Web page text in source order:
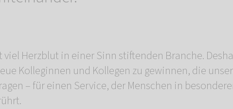
Herzblut in einer Sinn stiftenden Branche.
Kolleginnen und Kollegen zu gewinnen, die
– für einen Service, der Menschen in